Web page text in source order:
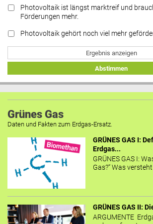
Photovoltaik ist längst marktreif und
Förderungen mehr.
Photovoltaik gehört noch viel mehr
Ergebnis anzeigen
Abstimmen
Grünes Gas
Daten und Fakten zum Erdgas-Ersatz.
GRÜNES GAS I:
Erdgas...
GRÜNES GAS I:
Gas?“ Was
GRÜNES GAS II:
ARGUMENTE